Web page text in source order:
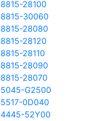
28100
30060
28080
28120
28110
28090
28070
G2500
0D040
52Y00